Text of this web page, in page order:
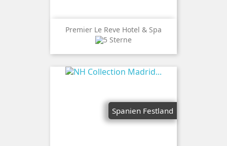
Premier Le Reve Hotel & Spa
Spanien Festland